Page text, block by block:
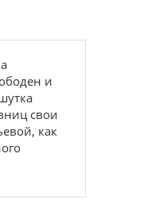
и
свои
как